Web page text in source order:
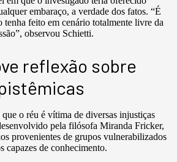
embaraço, a verdade dos fatos. “É
tenha feito em cenário totalmente livre da
observou Schietti.
reflexão sobre
o réu é vítima de diversas injustiças
pela filósofa Miranda Fricker,
provenientes de grupos vulnerabilizados
capazes de conhecimento.